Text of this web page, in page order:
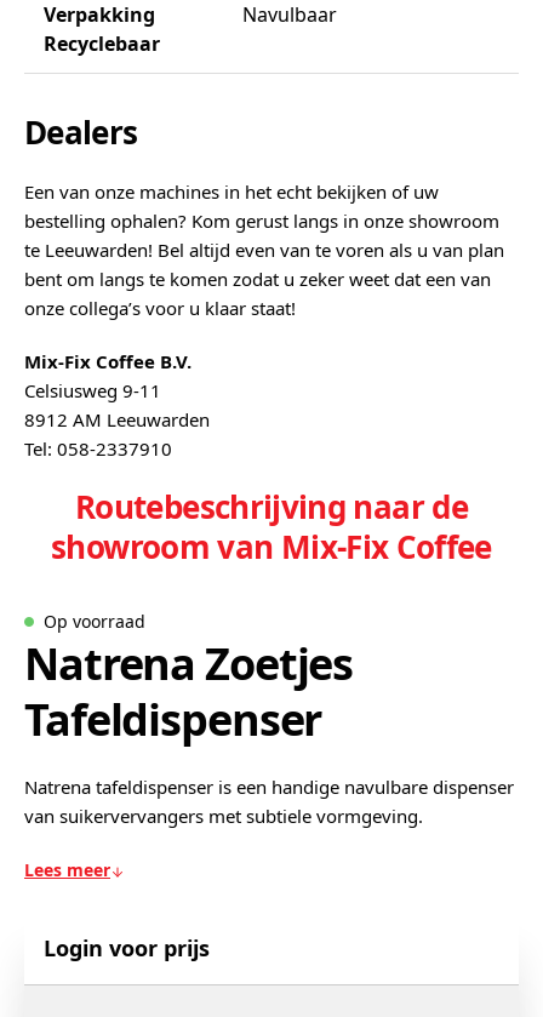
Verpakking
Recyclebaar
Navulbaar
Dealers
Een van onze machines in het echt bekijken of uw
bestelling ophalen? Kom gerust langs in onze showroom
te Leeuwarden! Bel altijd even van te voren als u van plan
bent om langs te komen zodat u zeker weet dat een van
onze collega’s voor u klaar staat!
Mix-Fix Coffee B.V.
Celsiusweg 9-11
8912 AM Leeuwarden
Tel: 058-2337910
Routebeschrijving naar de
showroom van Mix-Fix Coffee
Op voorraad
Natrena Zoetjes
Tafeldispenser
Natrena tafeldispenser is een handige navulbare dispenser
van suikervervangers met subtiele vormgeving.
Lees meer
Login voor prijs